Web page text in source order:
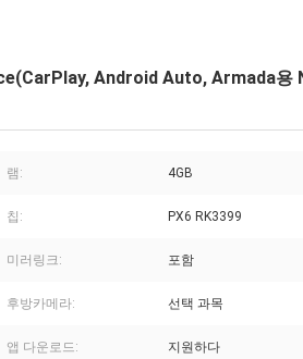
Android Auto, Armada용
램: 4GB
칩: PX6 RK3399
미러링크: 포함
후방카메라: 선택 과목
앱 다운로드: 지원하다